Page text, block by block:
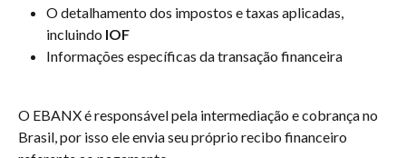
O detalhamento dos impostos e taxas aplicadas,
incluindo IOF
Informações específicas da transação financeira
O EBANX é responsável pela intermediação e cobrança no
Brasil, por isso ele envia seu próprio recibo financeiro